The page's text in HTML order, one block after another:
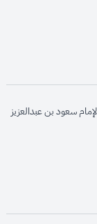
opens
سعود بن عبدالعزيز